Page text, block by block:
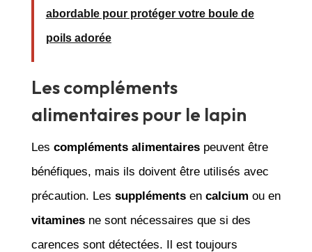
abordable pour protéger votre boule de
poils adorée
Les compléments
alimentaires pour le lapin
Les compléments alimentairespeuvent être
bénéfiques, mais ils doivent être utilisés avec
précaution. Les supplémentsen calcium ou en
vitaminesne sont nécessaires que si des
carences sont détectées. Il est toujours